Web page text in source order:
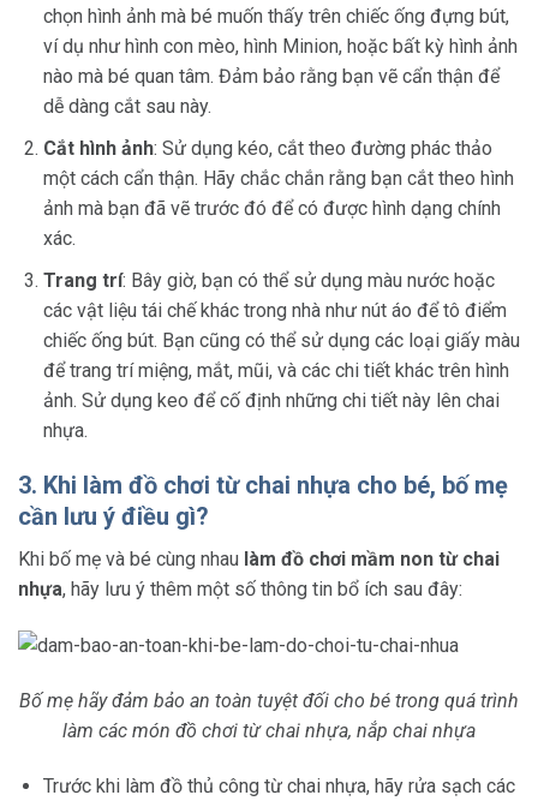
chọn hình ảnh mà bé muốn thấy trên chiếc ống đựng bút,
ví dụ như hình con mèo, hình Minion, hoặc bất kỳ hình ảnh
nào mà bé quan tâm. Đảm bảo rằng bạn vẽ cẩn thận để
dễ dàng cắt sau này.
Cắt hình ảnh: Sử dụng kéo, cắt theo đường phác thảo
một cách cẩn thận. Hãy chắc chắn rằng bạn cắt theo hình
ảnh mà bạn đã vẽ trước đó để có được hình dạng chính
xác.
Trang trí: Bây giờ, bạn có thể sử dụng màu nước hoặc
các vật liệu tái chế khác trong nhà như nút áo để tô điểm
chiếc ống bút. Bạn cũng có thể sử dụng các loại giấy màu
để trang trí miệng, mắt, mũi, và các chi tiết khác trên hình
ảnh. Sử dụng keo để cố định những chi tiết này lên chai
nhựa.
3. Khi làm đồ chơi từ chai nhựa cho bé, bố mẹ
cần lưu ý điều gì?
Khi bố mẹ và bé cùng nhau làm đồ chơi mầm non từ chai
nhựa, hãy lưu ý thêm một số thông tin bổ ích sau đây:
Bố mẹ hãy đảm bảo an toàn tuyệt đối cho bé trong quá trình
làm các món đồ chơi từ chai nhựa, nắp chai nhựa
Trước khi làm đồ thủ công từ chai nhựa, hãy rửa sạch các